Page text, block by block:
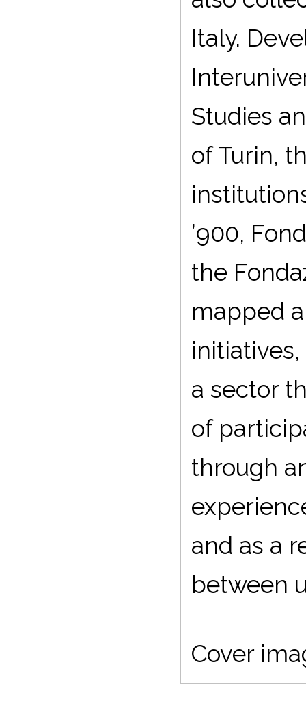
Italy.
Studies
of Turin,
’900,
the
mapped
a sector
of
through
and as a
between
Cover